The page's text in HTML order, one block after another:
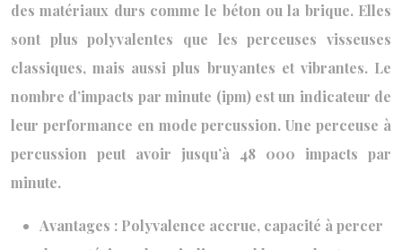
des matériaux durs comme le béton ou la brique. Elles
sont plus polyvalentes que les perceuses visseuses
classiques, mais aussi plus bruyantes et vibrantes. Le
nombre d’impacts par minute (ipm) est un indicateur de
leur performance en mode percussion. Une perceuse à
percussion peut avoir jusqu’à 48 000 impacts par
minute.
Avantages : Polyvalence accrue, capacité à percer